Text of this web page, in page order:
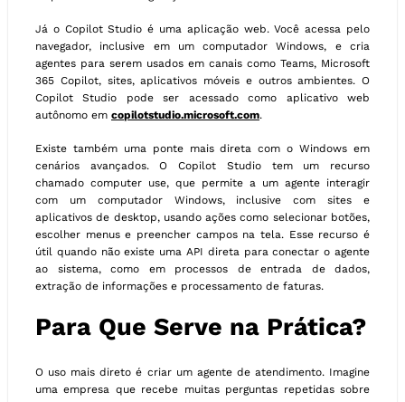
Já o Copilot Studio é uma aplicação web. Você acessa pelo
navegador, inclusive em um computador Windows, e cria
agentes para serem usados em canais como Teams, Microsoft
365 Copilot, sites, aplicativos móveis e outros ambientes. O
Copilot Studio pode ser acessado como aplicativo web
autônomo em copilotstudio.microsoft.com.
Existe também uma ponte mais direta com o Windows em
cenários avançados. O Copilot Studio tem um recurso
chamado computer use, que permite a um agente interagir
com um computador Windows, inclusive com sites e
aplicativos de desktop, usando ações como selecionar botões,
escolher menus e preencher campos na tela. Esse recurso é
útil quando não existe uma API direta para conectar o agente
ao sistema, como em processos de entrada de dados,
extração de informações e processamento de faturas.
Para Que Serve na Prática?
O uso mais direto é criar um agente de atendimento. Imagine
uma empresa que recebe muitas perguntas repetidas sobre